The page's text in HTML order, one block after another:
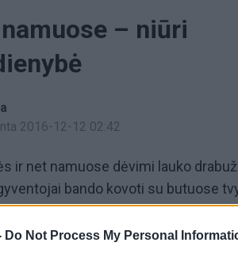
Do Not Process My Personal
– niūri
2016-12-12 02:42
ir net namuose dėvimi lauko
bando kovoti su butuose
sezoną, butuose temperatūra
teigimu tokios sąlygos neatitinka